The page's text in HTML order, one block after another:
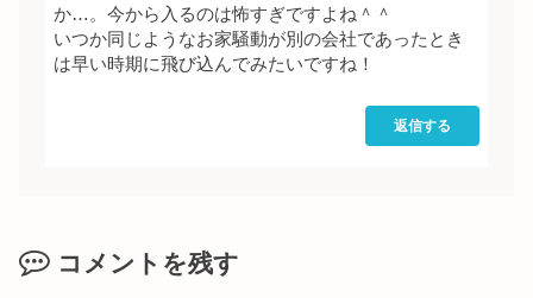
か…。今から入るのは怖すぎですよね＾＾
いつか同じようなお家騒動が別の会社であったとき
は早い時期に飛び込んでみたいですね！
返信する
コメントを残す